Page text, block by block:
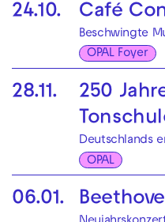
24.10. Café
Beschwingte
OPAL Foyer
28.11.
250
Deutschlands
OPAL
06.01.